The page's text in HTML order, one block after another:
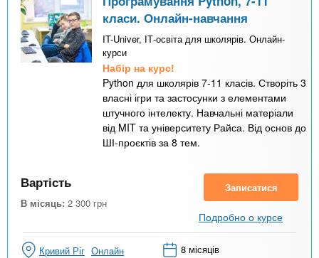
o
класи. Онлайн-навчання
IT-Univer, ІТ-освіта для школярів. Онлайн-
курси
Набір на курс!
Python для школярів 7-11 класів. Створіть 3
власні ігри та застосунки з елементами
штучного інтелекту. Навчальні матеріали
від MIT та університету Райса. Від основ до
ШІ-проєктів за 8 тем.
Вартість
В місяць: 2 300 грн
Записатися
Подробно о курсе
Кривий Ріг Онлайн 8 місяців